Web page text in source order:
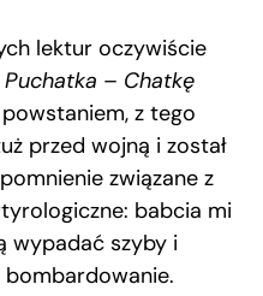
lektur oczywiście
Puchatka – Chatkę
z tego
przed wojną i został
związane z
babcia mi
wypadać szyby i